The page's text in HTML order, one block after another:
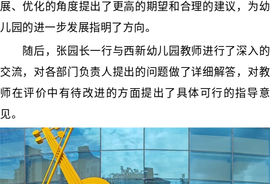
展、优化的角度提出了更高的期望和合理的建议，为幼
儿园的进一步发展指明了方向。
随后，张园长一行与西新幼儿园教师进行了深入的
交流，对各部门负责人提出的问题做了详细解答，对教
师在评价中有待改进的方面提出了具体可行的指导意
见。